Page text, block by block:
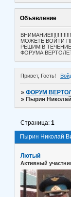
Объявление
МОЖЕТЕ ВОЙТИ
РЕШИМ В
ФОРУМА
Привет, Гость!
»ФОРУМ
» Пырин
Пырин Николай
Страница:1
Лютый
Активный